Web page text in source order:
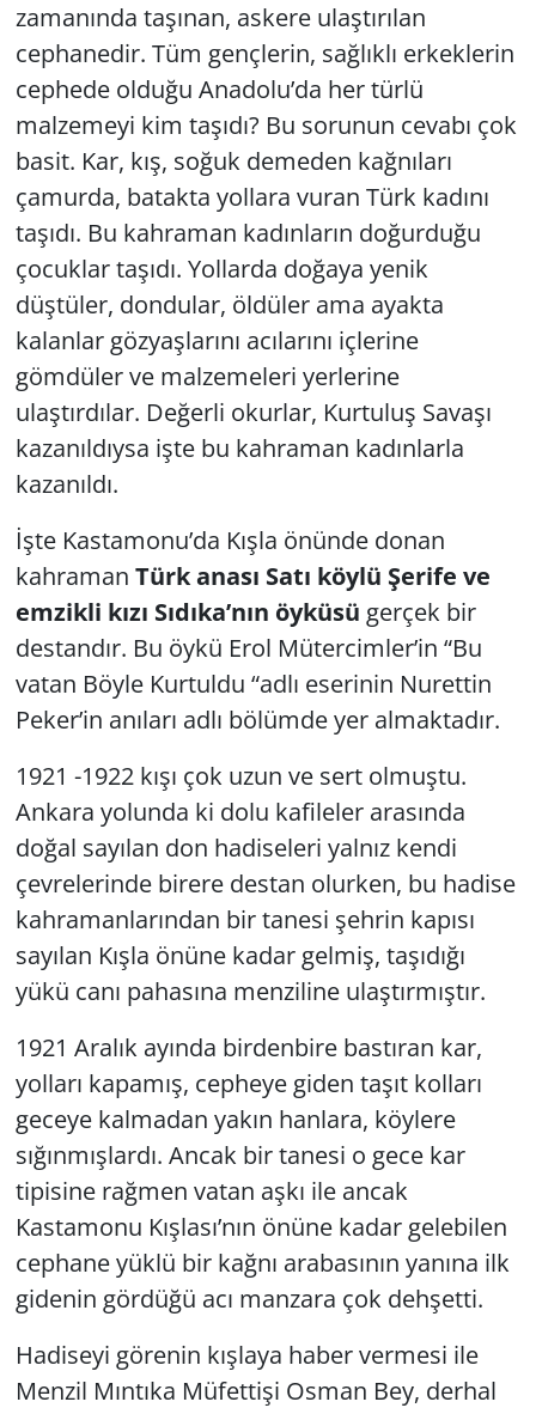
zamanında taşınan, askere ulaştırılan
cephanedir. Tüm gençlerin, sağlıklı erkeklerin
cephede olduğu Anadolu’da her türlü
malzemeyi kim taşıdı? Bu sorunun cevabı çok
basit. Kar, kış, soğuk demeden kağnıları
çamurda, batakta yollara vuran Türk kadını
taşıdı. Bu kahraman kadınların doğurduğu
çocuklar taşıdı. Yollarda doğaya yenik
düştüler, dondular, öldüler ama ayakta
kalanlar gözyaşlarını acılarını içlerine
gömdüler ve malzemeleri yerlerine
ulaştırdılar. Değerli okurlar, Kurtuluş Savaşı
kazanıldıysa işte bu kahraman kadınlarla
kazanıldı.
İşte Kastamonu’da Kışla önünde donan
kahraman Türk anası Satı köylü Şerife ve
emzikli kızı Sıdıka’nın öyküsü gerçek bir
destandır. Bu öykü Erol Mütercimler’in “Bu
vatan Böyle Kurtuldu “adlı eserinin Nurettin
Peker’in anıları adlı bölümde yer almaktadır.
1921 -1922 kışı çok uzun ve sert olmuştu.
Ankara yolunda ki dolu kafileler arasında
doğal sayılan don hadiseleri yalnız kendi
çevrelerinde birere destan olurken, bu hadise
kahramanlarından bir tanesi şehrin kapısı
sayılan Kışla önüne kadar gelmiş, taşıdığı
yükü canı pahasına menziline ulaştırmıştır.
1921 Aralık ayında birdenbire bastıran kar,
yolları kapamış, cepheye giden taşıt kolları
geceye kalmadan yakın hanlara, köylere
sığınmışlardı. Ancak bir tanesi o gece kar
tipisine rağmen vatan aşkı ile ancak
Kastamonu Kışlası’nın önüne kadar gelebilen
cephane yüklü bir kağnı arabasının yanına ilk
gidenin gördüğü acı manzara çok dehşetti.
Hadiseyi görenin kışlaya haber vermesi ile
Menzil Mıntıka Müfettişi Osman Bey, derhal